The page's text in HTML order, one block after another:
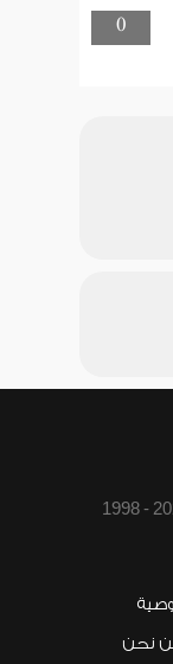
0
جميع الحقوق محفوظة © 2026 - 1998
نحن